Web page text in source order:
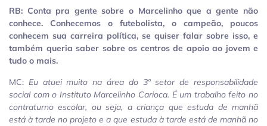
RB: Conta pra gente sobre o Marcelinho que a gente não
conhece. Conhecemos o futebolista, o campeão, poucos
conhecem sua carreira política, se quiser falar sobre isso, e
também queria saber sobre os centros de apoio ao jovem e
tudo o mais.
MC: Eu atuei muito na área do 3º setor de responsabilidade
social com o Instituto Marcelinho Carioca. É um trabalho feito no
contraturno escolar, ou seja, a criança que estuda de manhã
está à tarde no projeto e a que estuda à tarde está de manhã no